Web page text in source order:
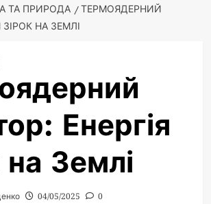
ТА ПРИРОДА
ТЕРМОЯДЕРНИЙ
НА ЗЕМЛІ
Енергія
на Землі
04/05/2025 0